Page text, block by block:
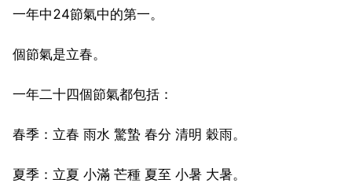
一年中24節氣中的第一。
個節氣是立春。
一年二十四個節氣都包括：
春季：立春 雨水 驚蟄 春分 清明 穀雨。
夏季：立夏 小滿 芒種 夏至 小暑 大暑。